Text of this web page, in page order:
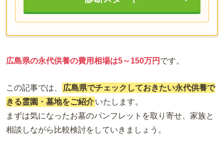
広島県の永代供養の費用相場は5～150万円 です。
この記事では、
広島県でチェックしておきたい永代供養で
きる霊園・墓地をご紹介いたします。
まずは気になったお墓のパンフレットを取り寄せ、家族と
相談しながら比較検討をしていきましょう。